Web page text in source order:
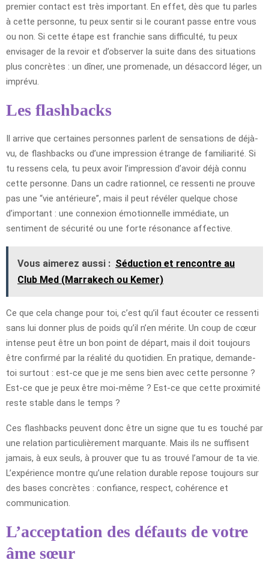
premier contact est très important. En effet, dès que tu parles
à cette personne, tu peux sentir si le courant passe entre vous
ou non. Si cette étape est franchie sans difficulté, tu peux
envisager de la revoir et d’observer la suite dans des situations
plus concrètes : un dîner, une promenade, un désaccord léger, un
imprévu.
Les flashbacks
Il arrive que certaines personnes parlent de sensations de déjà-
vu, de flashbacks ou d’une impression étrange de familiarité. Si
tu ressens cela, tu peux avoir l’impression d’avoir déjà connu
cette personne. Dans un cadre rationnel, ce ressenti ne prouve
pas une “vie antérieure”, mais il peut révéler quelque chose
d’important : une connexion émotionnelle immédiate, un
sentiment de sécurité ou une forte résonance affective.
Vous aimerez aussi : Séduction et rencontre au
Club Med (Marrakech ou Kemer)
Ce que cela change pour toi, c’est qu’il faut écouter ce ressenti
sans lui donner plus de poids qu’il n’en mérite. Un coup de cœur
intense peut être un bon point de départ, mais il doit toujours
être confirmé par la réalité du quotidien. En pratique, demande-
toi surtout : est-ce que je me sens bien avec cette personne ?
Est-ce que je peux être moi-même ? Est-ce que cette proximité
reste stable dans le temps ?
Ces flashbacks peuvent donc être un signe que tu es touché par
une relation particulièrement marquante. Mais ils ne suffisent
jamais, à eux seuls, à prouver que tu as trouvé l’amour de ta vie.
L’expérience montre qu’une relation durable repose toujours sur
des bases concrètes : confiance, respect, cohérence et
communication.
L’acceptation des défauts de votre
âme sœur